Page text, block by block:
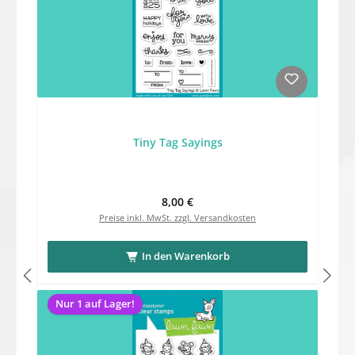
Tiny Tag Sayings
Regulärer Preis:
8,00 €
Preise inkl. MwSt. zzgl. Versandkosten
In den Warenkorb
Nur 1 auf Lager!